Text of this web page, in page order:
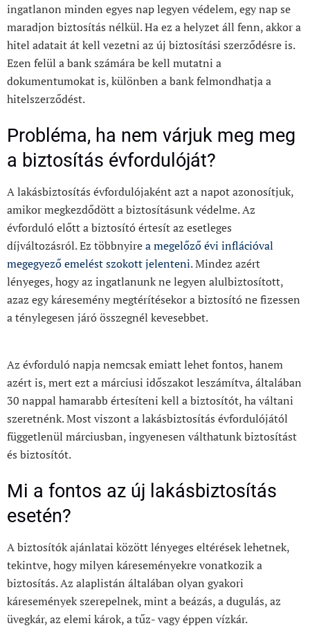
ingatlanon minden egyes nap legyen védelem, egy nap se
maradjon biztosítás nélkül. Ha ez a helyzet áll fenn, akkor a
hitel adatait át kell vezetni az új biztosítási szerződésre is.
Ezen felül a bank számára be kell mutatni a
dokumentumokat is, különben a bank felmondhatja a
hitelszerződést.
Probléma, ha nem várjuk meg meg
a biztosítás évfordulóját?
A lakásbiztosítás évfordulójaként azt a napot azonosítjuk,
amikor megkezdődött a biztosításunk védelme. Az
évforduló előtt a biztosító értesít az esetleges
díjváltozásról. Ez többnyirea megelőző évi inflációval
megegyező emelést szokott jelenteni. Mindez azért
lényeges, hogy az ingatlanunk ne legyen alulbiztosított,
azaz egy káresemény megtérítésekor a biztosító ne fizessen
a ténylegesen járó összegnél kevesebbet.
Az évforduló napja nemcsak emiatt lehet fontos, hanem
azért is, mert ezt a márciusi időszakot leszámítva, általában
30 nappal hamarabb értesíteni kell a biztosítót, ha váltani
szeretnénk. Most viszont a lakásbiztosítás évfordulójától
függetlenül márciusban, ingyenesen válthatunk biztosítást
és biztosítót.
Mi a fontos az új lakásbiztosítás
esetén?
A biztosítók ajánlatai között lényeges eltérések lehetnek,
tekintve, hogy milyen káreseményekre vonatkozik a
biztosítás. Az alaplistán általában olyan gyakori
káresemények szerepelnek, mint a beázás, a dugulás, az
üvegkár, az elemi károk, a tűz- vagy éppen vízkár.